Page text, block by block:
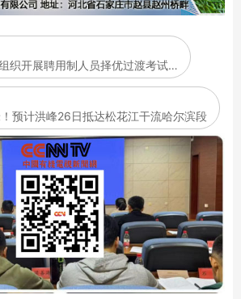
织开展聘用制人员择优过渡考试…
预计洪峰26日抵达松花江干流哈尔滨段